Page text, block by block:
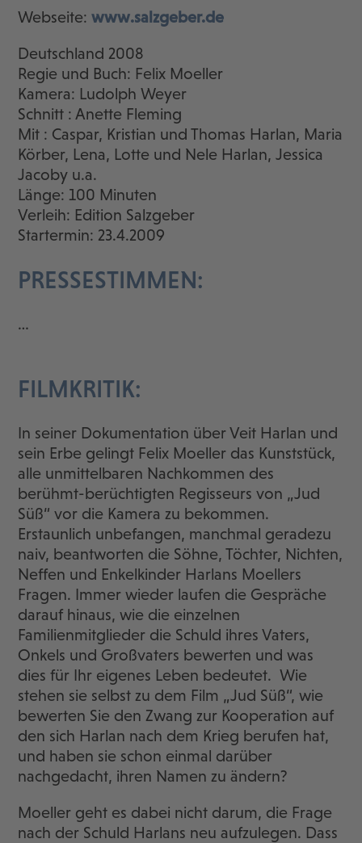
Webseite:www.salzgeber.de
Deutschland 2008
Regie und Buch: Felix Moeller
Kamera: Ludolph Weyer
Schnitt : Anette Fleming
Mit : Caspar, Kristian und Thomas Harlan, Maria
Körber, Lena, Lotte und Nele Harlan, Jessica
Jacoby u.a.
Länge: 100 Minuten
Verleih: Edition Salzgeber
Startermin: 23.4.2009
PRESSESTIMMEN:
…
FILMKRITIK:
In seiner Dokumentation über Veit Harlan und
sein Erbe gelingt Felix Moeller das Kunststück,
alle unmittelbaren Nachkommen des
berühmt-berüchtigten Regisseurs von „Jud
Süß“ vor die Kamera zu bekommen.
Erstaunlich unbefangen, manchmal geradezu
naiv, beantworten die Söhne, Töchter, Nichten,
Neffen und Enkelkinder Harlans Moellers
Fragen. Immer wieder laufen die Gespräche
darauf hinaus, wie die einzelnen
Familienmitglieder die Schuld ihres Vaters,
Onkels und Großvaters bewerten und was
dies für Ihr eigenes Leben bedeutet. Wie
stehen sie selbst zu dem Film „Jud Süß“, wie
bewerten Sie den Zwang zur Kooperation auf
den sich Harlan nach dem Krieg berufen hat,
und haben sie schon einmal darüber
nachgedacht, ihren Namen zu ändern?
Moeller geht es dabei nicht darum, die Frage
nach der Schuld Harlans neu aufzulegen. Dass